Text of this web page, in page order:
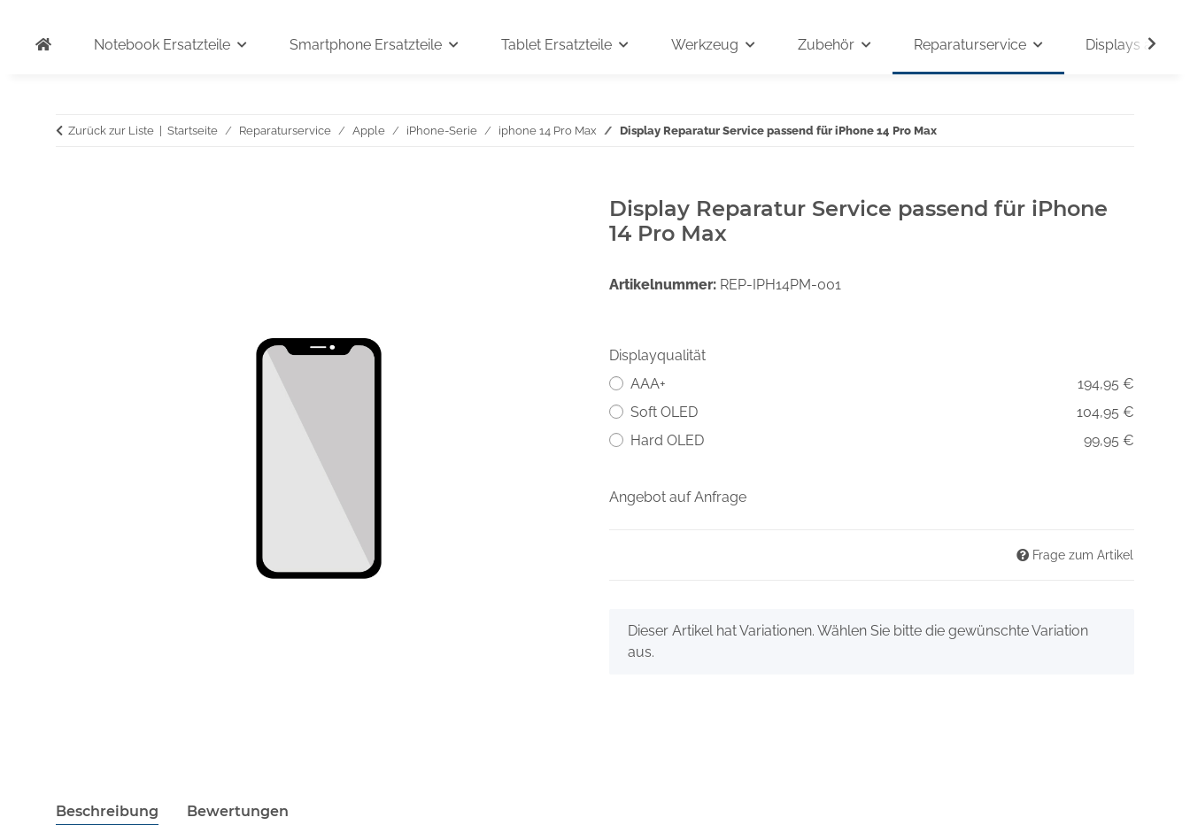
Notebook Ersatzteile Smartphone Ersatzteile Tablet Ersatzteile Werkzeug Zubehör Reparaturservice Displays auf
Zurück zur Liste Startseite Reparaturservice Apple iPhone-Serie iphone 14 Pro Max Display Reparatur Service passend für iPhone 14 Pro Max
Display Reparatur Service passend für iPhone
14 Pro Max
Artikelnummer: REP-IPH14PM-001
Displayqualität
AAA+
194,95 €
Soft OLED
104,95 €
Hard OLED
99,95 €
Angebot auf Anfrage
Frage zum Artikel
xDieser Artikel hat Variationen. Wählen Sie bitte die gewünschte Variation
aus.
Beschreibung Bewertungen